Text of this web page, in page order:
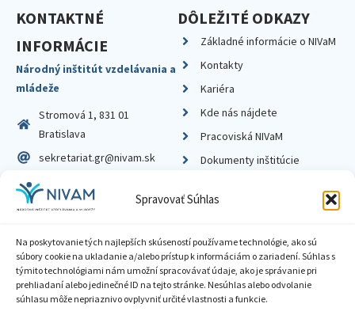
Spravovať Súhlas
Na poskytovanie tých najlepších skúseností používame technológie, ako sú
súbory cookie na ukladanie a/alebo prístup k informáciám o zariadení. Súhlas s
týmito technológiami nám umožní spracovávať údaje, ako je správanie pri
prehliadaní alebo jedinečné ID na tejto stránke. Nesúhlas alebo odvolanie
súhlasu môže nepriaznivo ovplyvniť určité vlastnosti a funkcie.
KONTAKTNÉ
INFORMÁCIE
Národný inštitút vzdelávania a
mládeže
Stromová 1, 831 01
Bratislava
sekretariat.gr@nivam.sk
IČO: 00164348
DIČ: 2020798714
DÔLEŽITÉ ODKAZY
Základné informácie o NIVaM
Kontakty
Kariéra
Kde nás nájdete
Pracoviská NIVaM
Dokumenty inštitúcie
Zásady ochrany súkromia